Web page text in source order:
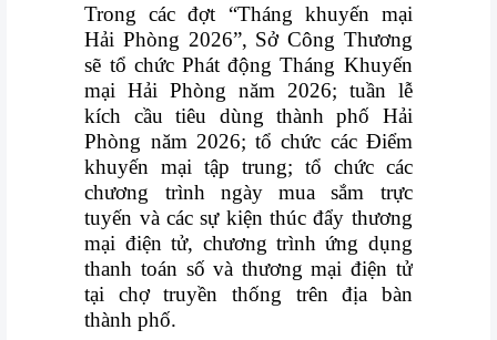
Trong các đợt “Tháng khuyến mại
Hải Phòng 2026”, Sở Công Thương
sẽ tổ chức Phát động Tháng Khuyến
mại Hải Phòng năm 2026; tuần lễ
kích cầu tiêu dùng thành phố Hải
Phòng năm 2026; tổ chức các Điểm
khuyến mại tập trung; tổ chức các
chương trình ngày mua sắm trực
tuyến và các sự kiện thúc đẩy thương
mại điện tử, chương trình ứng dụng
thanh toán số và thương mại điện tử
tại chợ truyền thống trên địa bàn
thành phố.